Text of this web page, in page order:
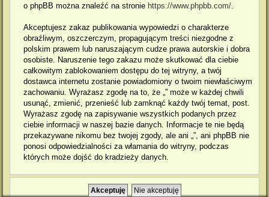
o phpBB można znaleźć na stronie https://www.phpbb.com/
Akceptujesz zakaz publikowania wypowiedzi o charakterze
obraźliwym, oszczerczym, propagującym treści niezgodne z
polskim prawem lub naruszającym cudze prawa autorskie i dobra
osobiste. Naruszenie tego zakazu może skutkować dla ciebie
całkowitym zablokowaniem dostępu do tej witryny, a twój
dostawca internetu zostanie powiadomiony o twoim niewłaściwym
zachowaniu. Wyrażasz zgodę na to, że „” może w każdej chwili
usunąć, zmienić, przenieść lub zamknąć każdy twój temat, post.
Wyrażasz zgodę na zapisywanie wszystkich podanych przez
ciebie informacji w naszej bazie danych. Informacje te nie będą
przekazywane nikomu bez twojej zgody, ale ani „”, ani phpBB nie
ponosi odpowiedzialności za włamania do witryny, podczas
których może dojść do kradzieży danych.